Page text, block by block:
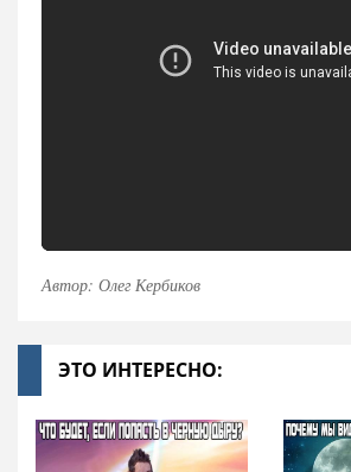
Автор: Олег Кербиков
ЭТО ИНТЕРЕСНО: